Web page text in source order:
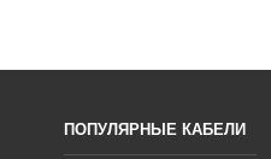
ПОПУЛЯРНЫЕ КАБЕЛИ